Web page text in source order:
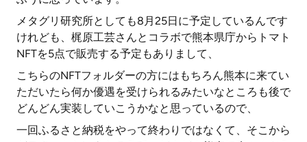
メタグリ研究所としても8月25日に予定しているんです
けれども、梶原工芸さんとコラボで熊本県庁からトマト
NFTを5点で販売する予定もありまして、
こちらのNFTフォルダーの方にはもちろん熊本に来てい
ただいたら何か優遇を受けられるみたいなところも後で
どんどん実装していこうかなと思っているので、
一回ふるさと納税をやって終わりではなくて、そこから